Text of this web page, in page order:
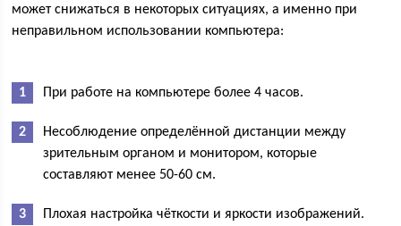
может снижаться в некоторых ситуациях, а именно при
неправильном использовании компьютера:
При работе на компьютере более 4 часов.
Несоблюдение определённой дистанции между
зрительным органом и монитором, которые
составляют менее 50-60 см.
Плохая настройка чёткости и яркости изображений.